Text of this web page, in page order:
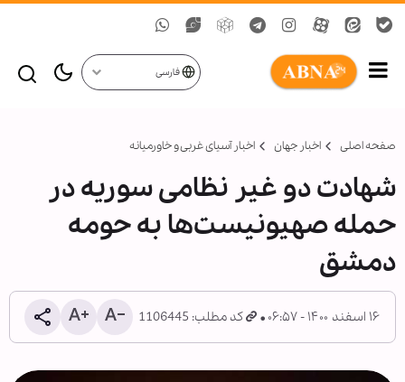
فارسی
صفحه اصلی اخبار جهان اخبار آسیای غربی و خاورمیانه
شهادت دو غیر نظامی سوریه در
حمله صهیونیست‌ها به حومه
دمشق
۱۶ اسفند ۱۴۰۰ - ۰۶:۵۷ کد مطلب: 1106445